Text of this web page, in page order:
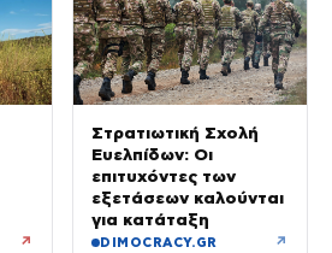
↗
Στρατιωτική Σχολή
Ευελπίδων: Οι
επιτυχόντες των
εξετάσεων καλούνται
για κατάταξη
DIMOCRACY.GR ↗